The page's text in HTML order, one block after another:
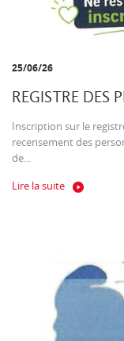
25/06/26
REGISTRE DES
Inscription sur le
recensement des
de...
Lire la suite